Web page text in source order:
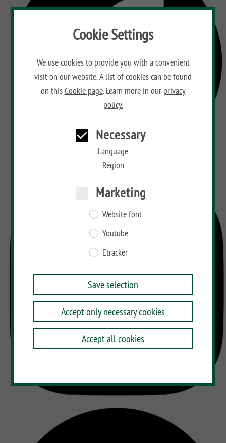
Cookie Settings
We use cookies to provide you with a convenient
visit on our website. A list of cookies can be found
on thisCookie page. Learn more in our privacy
policy.
Necessary
Language
Region
Marketing
Website font
Youtube
Etracker
Save selection
Accept only necessary cookies
Accept all cookies